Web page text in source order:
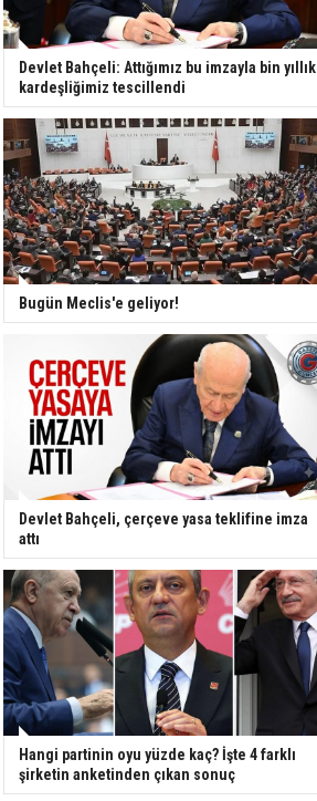
Devlet Bahçeli: Attığımız bu imzayla bin yıllık
kardeşliğimiz tescillendi
Bugün Meclis'e geliyor!
Devlet Bahçeli, çerçeve yasa teklifine imza
attı
Hangi partinin oyu yüzde kaç? İşte 4 farklı
şirketin anketinden çıkan sonuç